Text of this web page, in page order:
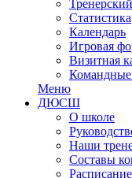
Статистика
Календарь
Игровая
Визитная
Командные
Меню
ДЮСШ
О школе
Наши
Составы
Расписание